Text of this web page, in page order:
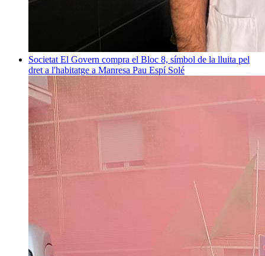
Societat El Govern compra el Bloc 8, símbol de la lluita pel
dret a l'habitatge a Manresa Pau Espí Solé